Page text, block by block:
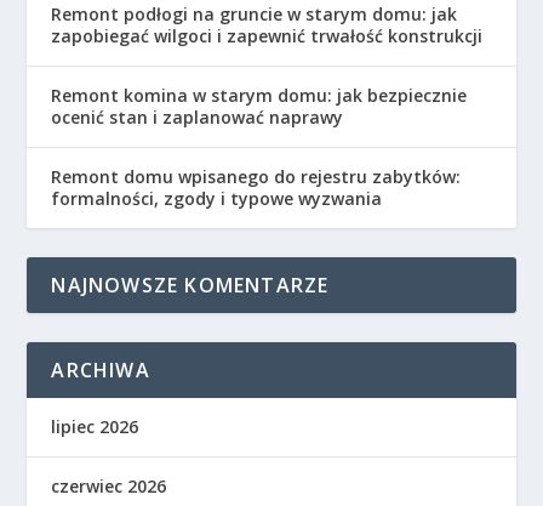
Remont podłogi na gruncie w starym domu: jak
zapobiegać wilgoci i zapewnić trwałość konstrukcji
Remont komina w starym domu: jak bezpiecznie
ocenić stan i zaplanować naprawy
Remont domu wpisanego do rejestru zabytków:
formalności, zgody i typowe wyzwania
NAJNOWSZE KOMENTARZE
ARCHIWA
lipiec 2026
czerwiec 2026